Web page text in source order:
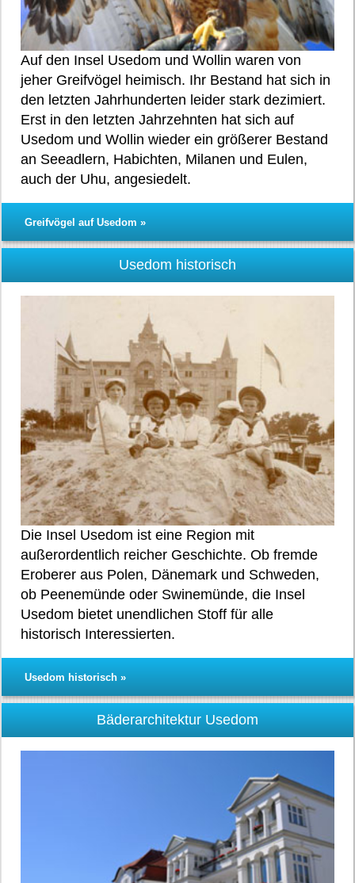
Auf den Insel Usedom und Wollin waren von
jeher Greifvögel heimisch. Ihr Bestand hat sich in
den letzten Jahrhunderten leider stark dezimiert.
Erst in den letzten Jahrzehnten hat sich auf
Usedom und Wollin wieder ein größerer Bestand
an Seeadlern, Habichten, Milanen und Eulen,
auch der Uhu, angesiedelt.
Greifvögel auf Usedom »
Usedom historisch
Die Insel Usedom ist eine Region mit
außerordentlich reicher Geschichte. Ob fremde
Eroberer aus Polen, Dänemark und Schweden,
ob Peenemünde oder Swinemünde, die Insel
Usedom bietet unendlichen Stoff für alle
historisch Interessierten.
Usedom historisch »
Bäderarchitektur Usedom